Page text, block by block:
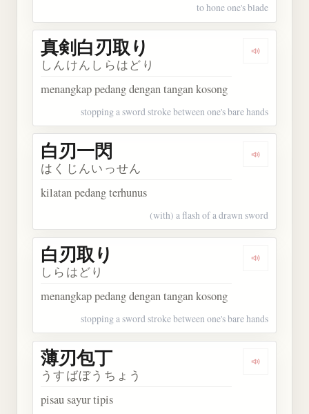
to hone one's blade
Dengarkan
真剣白刃取り
しんけんしらはどり
menangkap pedang dengan tangan kosong
stopping a sword stroke between one's bare hands
Dengarkan
白刃一閃
はくじんいっせん
kilatan pedang terhunus
(with) a flash of a drawn sword
Dengarkan
白刃取り
しらはどり
menangkap pedang dengan tangan kosong
stopping a sword stroke between one's bare hands
Dengarkan
薄刃包丁
うすばぼうちょう
pisau sayur tipis